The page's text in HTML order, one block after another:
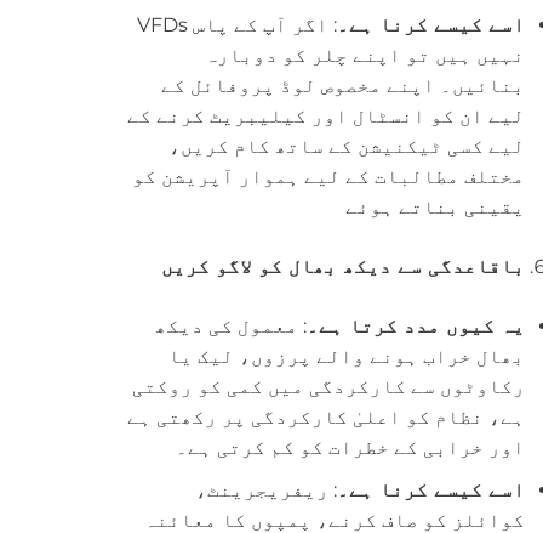
اسے کیسے کرنا ہے۔
: اگر آپ کے پاس VFDs
نہیں ہیں تو اپنے چلر کو دوبارہ
بنائیں۔ اپنے مخصوص لوڈ پروفائل کے
لیے ان کو انسٹال اور کیلیبریٹ کرنے کے
لیے کسی ٹیکنیشن کے ساتھ کام کریں،
مختلف مطالبات کے لیے ہموار آپریشن کو
یقینی بناتے ہوئے
باقاعدگی سے دیکھ بھال کو لاگو کریں
یہ کیوں مدد کرتا ہے۔: معمول کی دیکھ
بھال خراب ہونے والے پرزوں، لیک یا
رکاوٹوں سے کارکردگی میں کمی کو روکتی
ہے، نظام کو اعلیٰ کارکردگی پر رکھتی ہے
اور خرابی کے خطرات کو کم کرتی ہے۔
اسے کیسے کرنا ہے۔ : ریفریجرینٹ،
کوائلز کو صاف کرنے، پمپوں کا معائنہ